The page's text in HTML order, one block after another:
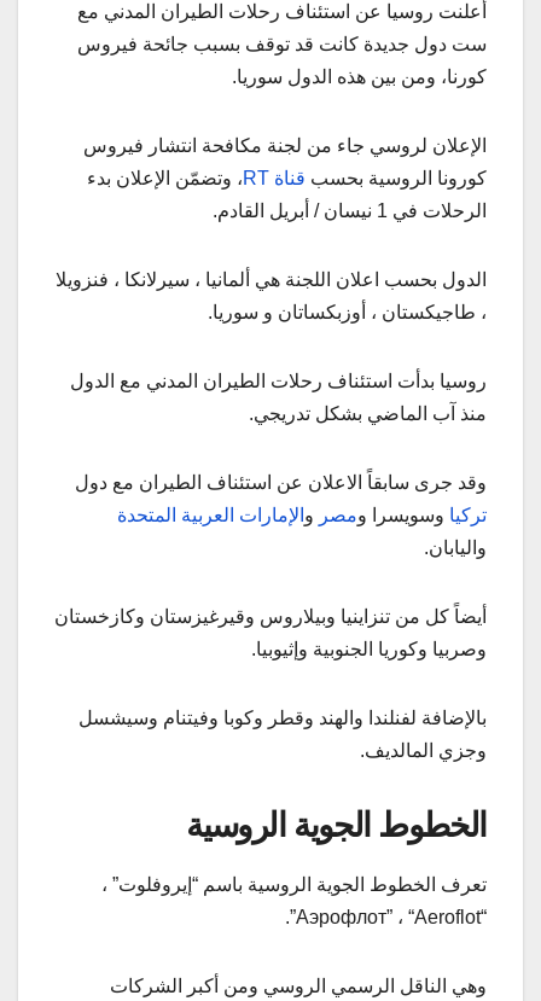
أعلنت روسيا عن استئناف رحلات الطيران المدني مع
ست دول جديدة كانت قد توقف بسبب جائحة فيروس
كورنا، ومن بين هذه الدول سوريا.
الإعلان لروسي جاء من لجنة مكافحة انتشار فيروس
كورونا الروسية بحسب قناة RT
، وتضمّن الإعلان بدء
الرحلات في 1 نيسان / أبريل القادم.
الدول بحسب اعلان اللجنة هي ألمانيا ، سيرلانكا ، فنزويلا
، طاجيكستان ، أوزبكساتان و سوريا.
روسيا بدأت استئناف رحلات الطيران المدني مع الدول
منذ آب الماضي بشكل تدريجي.
وقد جرى سابقاً الاعلان عن استئناف الطيران مع دول
تركيا وسويسرا ومصر و الإمارات العربية المتحدة
واليابان.
أيضاً كل من تنزاينيا وبيلاروس وقيرغيزستان وكازخستان
وصربيا وكوريا الجنوبية وإثيوبيا.
بالإضافة لفنلندا والهند وقطر وكوبا وفيتنام وسيشسل
وجزي المالديف.
الخطوط الجوية الروسية
تعرف الخطوط الجوية الروسية باسم “إيروفلوت” ،
“Аэрофлот” ، “Aeroflot”.
وهي الناقل الرسمي الروسي ومن أكبر الشركات